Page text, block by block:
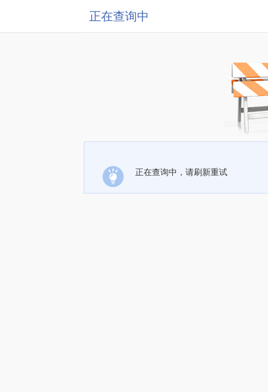
正在查询中
正在查询中，请刷新重试